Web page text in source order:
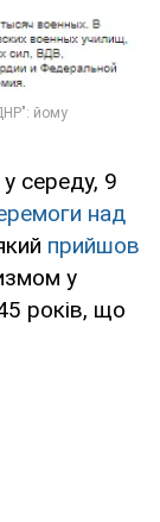
у середу, 9
над
прийшов
у
років, що